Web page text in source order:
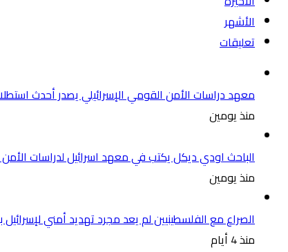
الأشهر
تعليقات
معهد دراسات الأمن القومي الإسرائيلي يصدر أحدث
منذ يومين
الباحث اودي ديكل يكتب في معهد اسرائيل لدراسات
منذ يومين
الصراع مع الفلسطينيين لم يعد مجرد تهديد أمني
منذ 4 أيام